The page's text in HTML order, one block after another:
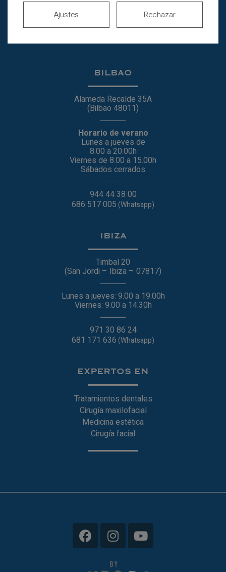
BILBAO
Alameda Recalde 35A
(Bilbao 48011)
Horario de verano
Lunes a jueves de
8.00 a 20.00h
Viernes de 8.00 a 15.00h
Sábados cerrados
944 44 38 00
686 517 005(Whatsapp)
IBIZA
Timbal 20
(San Jordi – Ibiza – 07817)
Lunes a jueves: 9.00 a 19.00h
Viernes: 9.00 a 14.30h
971 30 86 24
681 171 636(Whatsapp)
EXPERTOS EN
Tratamientos dentales
Cirugía maxilofacial
Medicina estética
Cirugía facial
Rechazar
Ajustes